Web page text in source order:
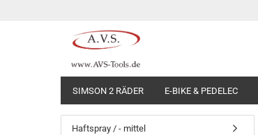
SIMSON 2 RÄDER E-BIKE & PEDELEC
Haftspray / - mittel